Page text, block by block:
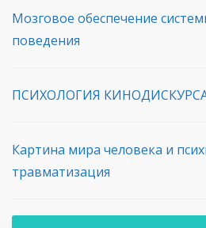
Мозговое обеспечение
поведения
ПСИХОЛОГИЯ
Картина мира человека и
травматизация